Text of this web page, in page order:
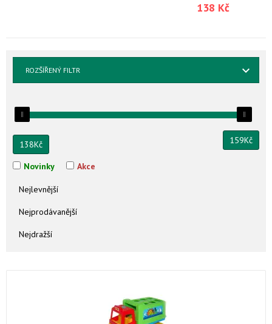
138 Kč
ROZŠÍŘENÝ FILTR
138Kč 159Kč
Novinky Akce
Nejlevnější
Nejprodávanější
Nejdražší